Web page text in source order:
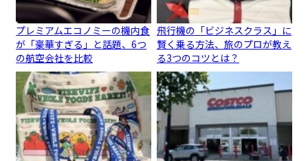
プレミアムエコノミーの機内食
が「豪華すぎる」と話題、6つ
の航空会社を比較
飛行機の「ビジネスクラス」に
賢く乗る方法、旅のプロが教え
る3つのコツとは？